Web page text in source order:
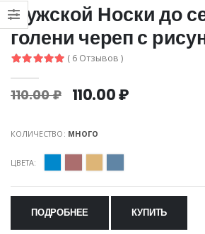
Мужской Носки до
голени череп с
( 6 Отзывов )
110.00 ₽ 110.00 ₽
КОЛИЧЕСТВО: МНОГО
ЦВЕТА:
ПОДРОБНЕЕ КУПИТЬ